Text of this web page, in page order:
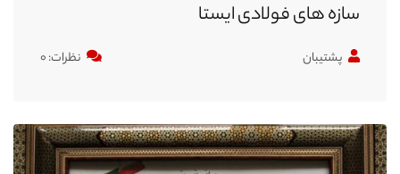
سازه های فولادی ایستا
پشتیبان نظرات: ۰